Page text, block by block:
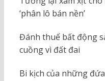
‘phân lô bán nền’
Đánh thuế bất động
cuồng vì đất đai
Bi kịch của những